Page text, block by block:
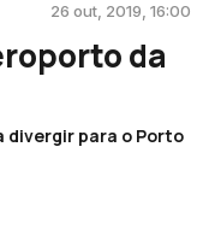
26 out, 2019, 16:00
da
divergir para o Porto